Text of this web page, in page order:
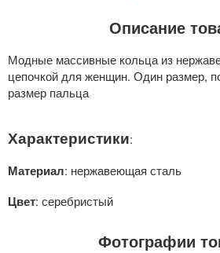
Описание
Модные массивные кольца из
цепочкой для женщин. Один размер,
размер пальца
Характеристики:
Материал: нержавеющая сталь
Цвет: серебристый
Фотографии